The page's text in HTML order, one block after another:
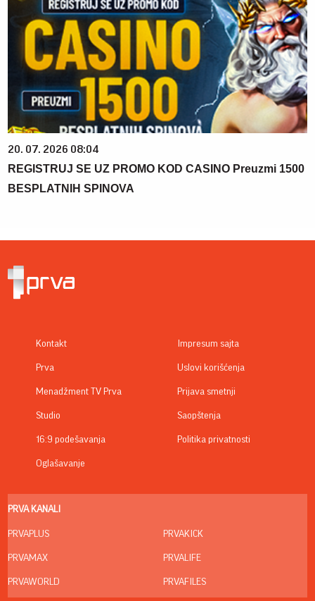
20. 07. 2026 08:04
REGISTRUJ SE UZ PROMO KOD CASINO Preuzmi 1500
BESPLATNIH SPINOVA
Kontakt
Prva
Menadžment TV Prva
Studio
16:9 podešavanja
Oglašavanje
Impresum sajta
Uslovi korišćenja
Prijava smetnji
Saopštenja
Politika privatnosti
PRVA KANALI
PRVAPLUS
PRVAMAX
PRVAWORLD
PRVAKICK
PRVALIFE
PRVAFILES